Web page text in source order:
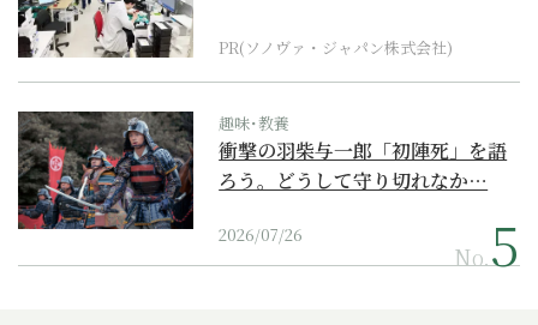
PR(ソノヴァ・ジャパン株式会社)
趣味･教養
衝撃の羽柴与一郎「初陣死」を語
ろう。どうして守り切れなか…
2026/07/26
No.